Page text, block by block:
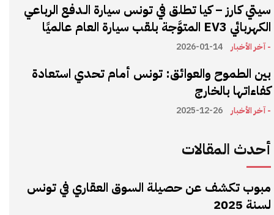
سيتي كارز – كيا تطلق في تونس سيارة الـدفع الرباعي
الكهربائي EV3 المتوَّجة بلقب سيارة العام عالميًا
- آخر الأخبار 2026-01-14
بين الطموح والعوائق: تونس أمام تحدي استعادة
كفاءاتها بالخارج
- آخر الأخبار 2025-12-26
أحدث المقالات
مبوب تكشف عن حصيلة السوق العقاري في تونس
لسنة 2025